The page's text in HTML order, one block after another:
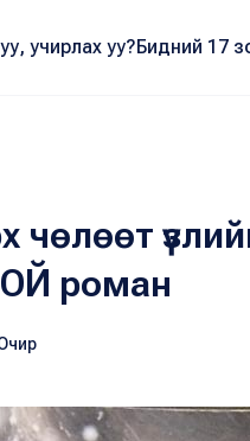
учирлах уу?Бидний 17
чөлөөт
роман